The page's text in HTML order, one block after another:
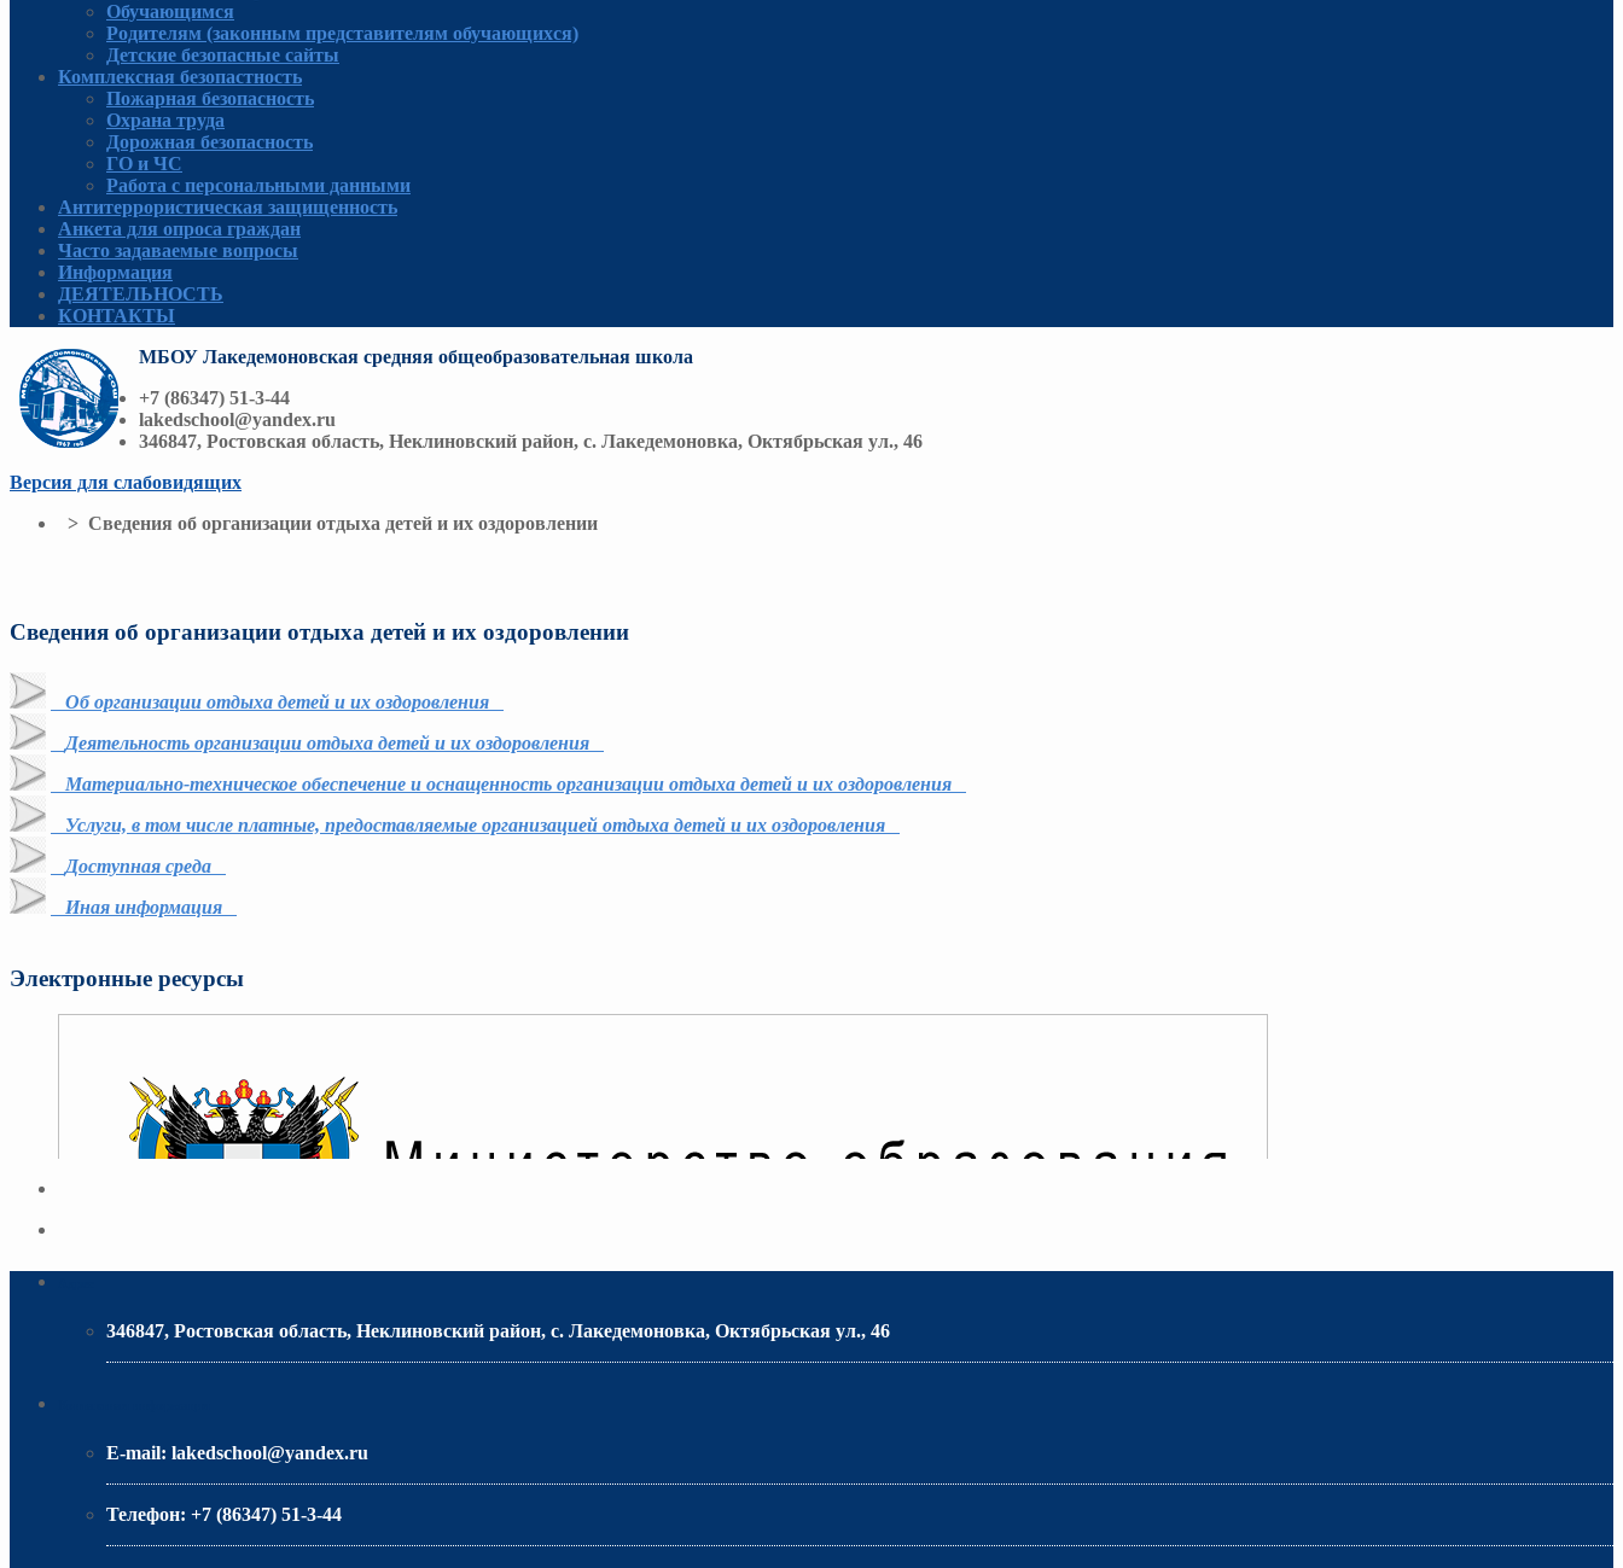
Обучающимся
Родителям (законным представителям обучающихся)
Детские безопасные сайты
Комплексная безопастность
Пожарная безопасность
Охрана труда
Дорожная безопасность
ГО и ЧС
Работа с персональными данными
Антитеррористическая защищенность
Анкета для опроса граждан
Часто задаваемые вопросы
Информация
ДЕЯТЕЛЬНОСТЬ
КОНТАКТЫ
МБОУ Лакедемоновская средняя общеобразовательная школа
+7 (86347) 51-3-44
lakedschool@yandex.ru
346847, Ростовская область, Неклиновский район, с. Лакедемоновка, Октябрьская ул., 46
Версия для слабовидящих
> Сведения об организации отдыха детей и их оздоровлении
Сведения об организации отдыха детей и их оздоровлении
Об организации отдыха детей и их оздоровления
Деятельность организации отдыха детей и их оздоровления
Материально-техническое обеспечение и оснащенность организации отдыха детей и их оздоровления
Услуги, в том числе платные, предоставляемые организацией отдыха детей и их оздоровления
Доступная среда
Иная информация
Электронные ресурсы
346847, Ростовская область, Неклиновский район, с. Лакедемоновка, Октябрьская ул., 46
E-mail: lakedschool@yandex.ru
Телефон: +7 (86347) 51-3-44